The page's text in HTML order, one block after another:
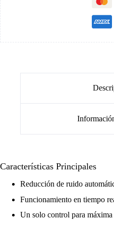
Características Principales
Reducción de ruido
Funcionamiento en tiempo
Un solo control para